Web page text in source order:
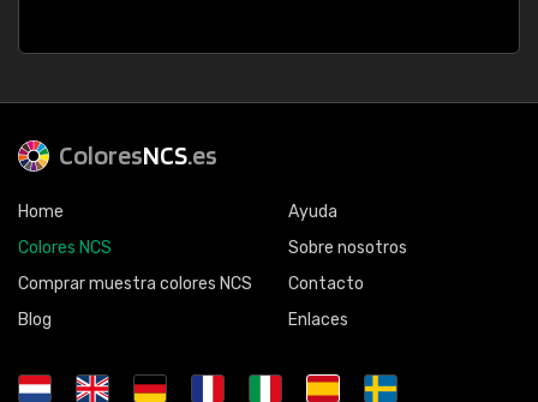
ColoresNCS.es
Home
Colores NCS
Comprar muestra colores NCS
Blog
Ayuda
Sobre nosotros
Contacto
Enlaces